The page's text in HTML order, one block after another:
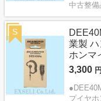
中古整備
業製
ホンマ
3,300
プイヤホ
S